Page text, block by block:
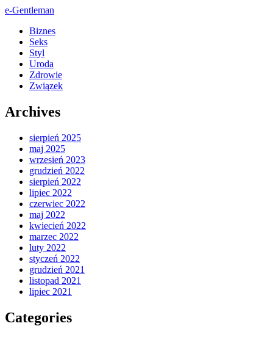
e-Gentleman
Biznes
Seks
Styl
Uroda
Zdrowie
Związek
Archives
sierpień 2025
maj 2025
wrzesień 2023
grudzień 2022
sierpień 2022
lipiec 2022
czerwiec 2022
maj 2022
kwiecień 2022
marzec 2022
luty 2022
styczeń 2022
grudzień 2021
listopad 2021
lipiec 2021
Categories